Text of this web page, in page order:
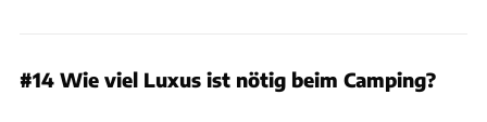
#14 Wie viel Luxus ist nötig beim Camping?